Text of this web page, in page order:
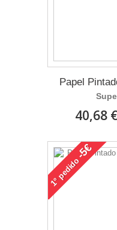
Papel
40,68 €
1°
pedido
-5€